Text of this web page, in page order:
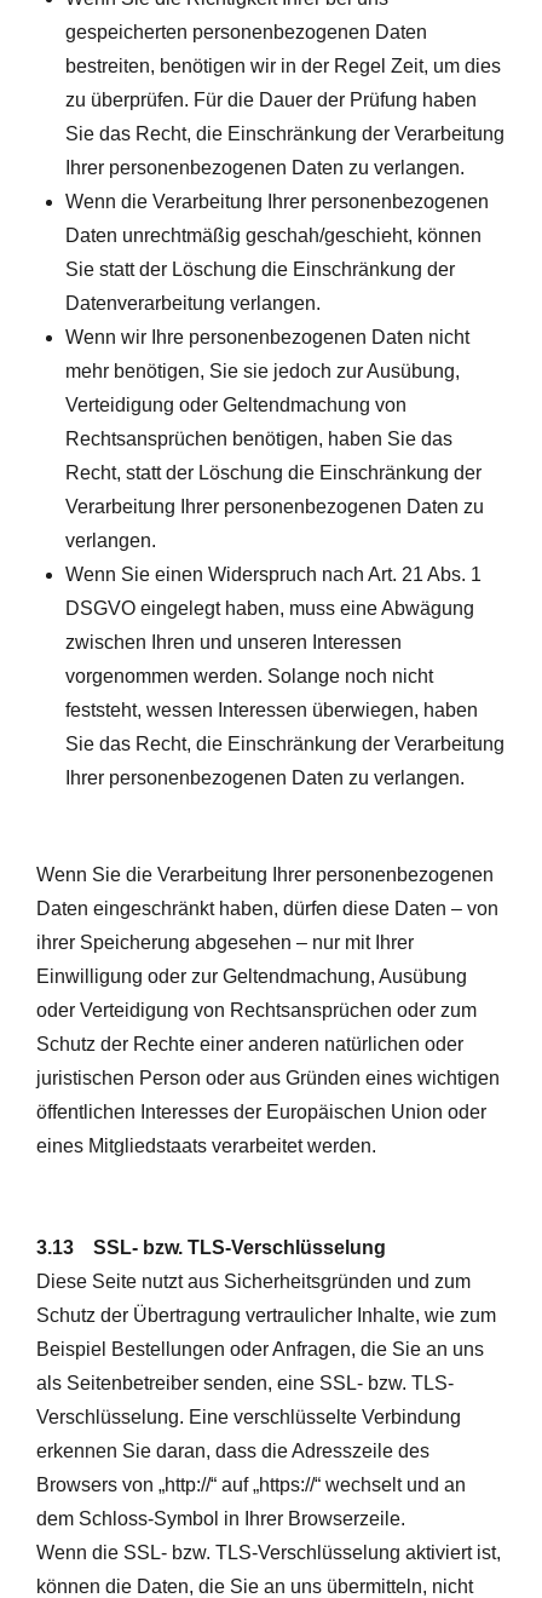
gespeicherten personenbezogenen Daten
bestreiten, benötigen wir in der Regel Zeit, um dies
zu überprüfen. Für die Dauer der Prüfung haben
Sie das Recht, die Einschränkung der Verarbeitung
Ihrer personenbezogenen Daten zu verlangen.
Wenn die Verarbeitung Ihrer personenbezogenen
Daten unrechtmäßig geschah/geschieht, können
Sie statt der Löschung die Einschränkung der
Datenverarbeitung verlangen.
Wenn wir Ihre personenbezogenen Daten nicht
mehr benötigen, Sie sie jedoch zur Ausübung,
Verteidigung oder Geltendmachung von
Rechtsansprüchen benötigen, haben Sie das
Recht, statt der Löschung die Einschränkung der
Verarbeitung Ihrer personenbezogenen Daten zu
verlangen.
Wenn Sie einen Widerspruch nach Art. 21 Abs. 1
DSGVO eingelegt haben, muss eine Abwägung
zwischen Ihren und unseren Interessen
vorgenommen werden. Solange noch nicht
feststeht, wessen Interessen überwiegen, haben
Sie das Recht, die Einschränkung der Verarbeitung
Ihrer personenbezogenen Daten zu verlangen.
Wenn Sie die Verarbeitung Ihrer personenbezogenen
Daten eingeschränkt haben, dürfen diese Daten – von
ihrer Speicherung abgesehen – nur mit Ihrer
Einwilligung oder zur Geltendmachung, Ausübung
oder Verteidigung von Rechtsansprüchen oder zum
Schutz der Rechte einer anderen natürlichen oder
juristischen Person oder aus Gründen eines wichtigen
öffentlichen Interesses der Europäischen Union oder
eines Mitgliedstaats verarbeitet werden.
3.13 SSL- bzw. TLS-Verschlüsselung
Diese Seite nutzt aus Sicherheitsgründen und zum
Schutz der Übertragung vertraulicher Inhalte, wie zum
Beispiel Bestellungen oder Anfragen, die Sie an uns
als Seitenbetreiber senden, eine SSL- bzw. TLS-
Verschlüsselung. Eine verschlüsselte Verbindung
erkennen Sie daran, dass die Adresszeile des
Browsers von „http://“ auf „https://“ wechselt und an
dem Schloss-Symbol in Ihrer Browserzeile.
Wenn die SSL- bzw. TLS-Verschlüsselung aktiviert ist,
können die Daten, die Sie an uns übermitteln, nicht